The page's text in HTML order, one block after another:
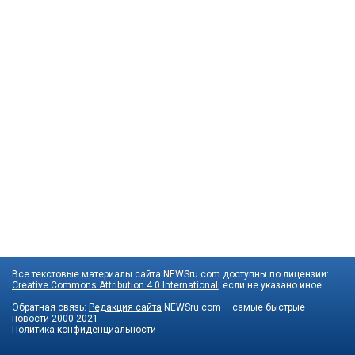
Все текстовые материалы сайта NEWSru.com доступны по лицензии:
Creative Commons Attribution 4.0 International
, если не указано иное.
Обратная связь: Редакция сайта NEWSru.com – самые быстрые
новости 2000-2021
Политика конфиденциальности